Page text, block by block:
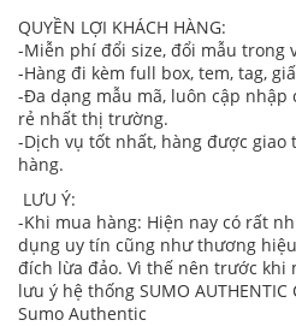
QUYỀN LỢI KHÁCH HÀNG:
-Miễn phí đổi size, đổi mẫu trong
-Hàng đi kèm full box, tem, tag,
-Đa dạng mẫu mã, luôn cập nhập
rẻ nhất thị trường.
-Dịch vụ tốt nhất, hàng được giao
hàng.
LƯU Ý:
-Khi mua hàng: Hiện nay có rất
dụng uy tín cũng như thương
đích lừa đảo. Vì thế nên trước khi
lưu ý hệ thống SUMO AUTHENTIC
Sumo Authentic